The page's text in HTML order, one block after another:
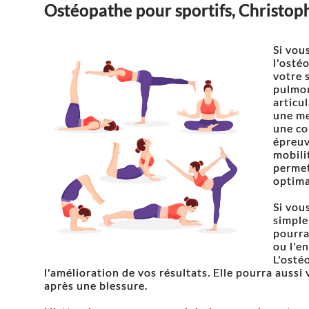
Ostéopathe pour sportifs,
Si
votre
une
une
Si
ou
l'amélioration de vos résultats. Elle pourra
après une blessure.